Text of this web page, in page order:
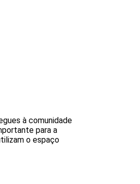
à comunidade
para a
o espaço